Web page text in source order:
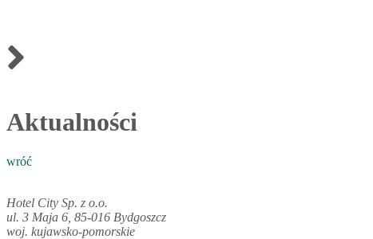
Aktualności
wróć
Hotel City Sp. z o.o.
ul. 3 Maja 6, 85-016 Bydgoszcz
woj. kujawsko-pomorskie